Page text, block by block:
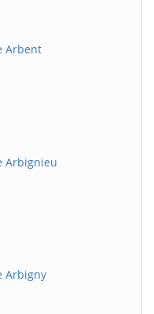
Arbent
Arbignieu
Arbigny